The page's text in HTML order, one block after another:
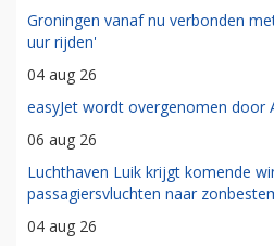
Groningen vanaf nu verbonden
uur rijden'
04 aug 26
easyJet wordt overgenomen door
06 aug 26
Luchthaven Luik krijgt komende
passagiersvluchten naar
04 aug 26